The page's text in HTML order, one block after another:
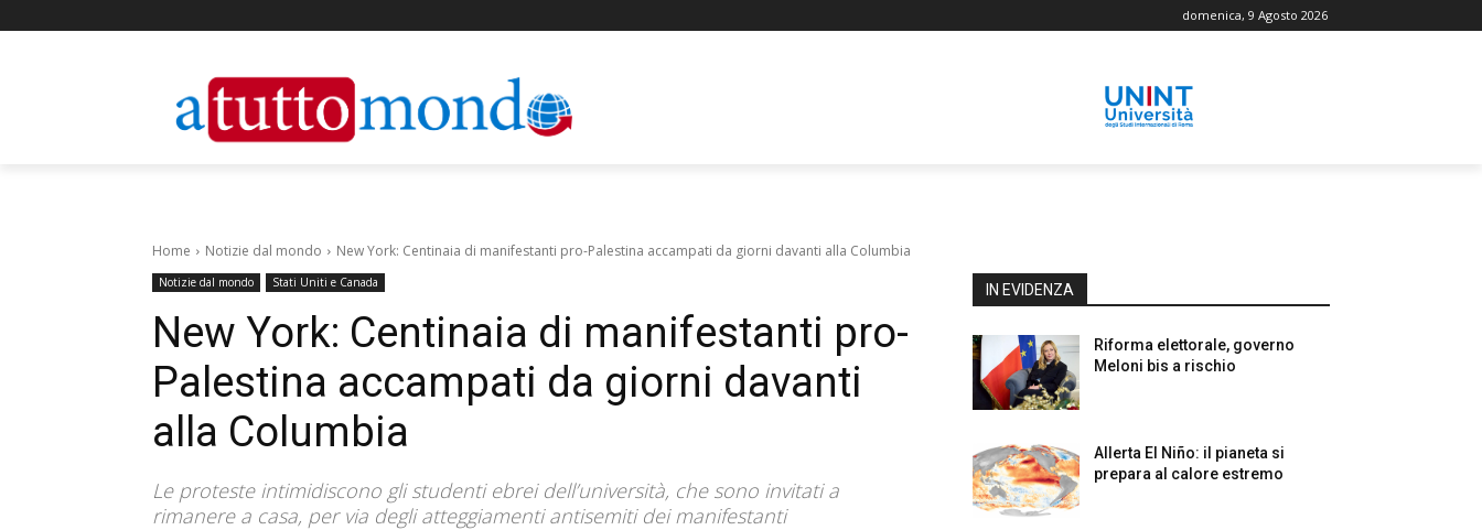
domenica, 9 Agosto 2026
Home Notizie dal mondo New York: Centinaia di manifestanti pro-Palestina accampati da giorni davanti alla Columbia
Notizie dal mondo Stati Uniti e Canada
New York: Centinaia di manifestanti pro-
Palestina accampati da giorni davanti
alla Columbia
Le proteste intimidiscono gli studenti ebrei dell’università, che sono invitati a
rimanere a casa, per via degli atteggiamenti antisemiti dei manifestanti
IN EVIDENZA
Riforma elettorale, governo
Meloni bis a rischio
Allerta El Niño: il pianeta si
prepara al calore estremo